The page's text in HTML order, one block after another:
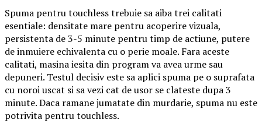
Spuma pentru touchless trebuie sa aiba trei calitati
esentiale: densitate mare pentru acoperire vizuala,
persistenta de 3-5 minute pentru timp de actiune, putere
de inmuiere echivalenta cu o perie moale. Fara aceste
calitati, masina iesita din program va avea urme sau
depuneri. Testul decisiv este sa aplici spuma pe o suprafata
cu noroi uscat si sa vezi cat de usor se clateste dupa 3
minute. Daca ramane jumatate din murdarie, spuma nu este
potrivita pentru touchless.